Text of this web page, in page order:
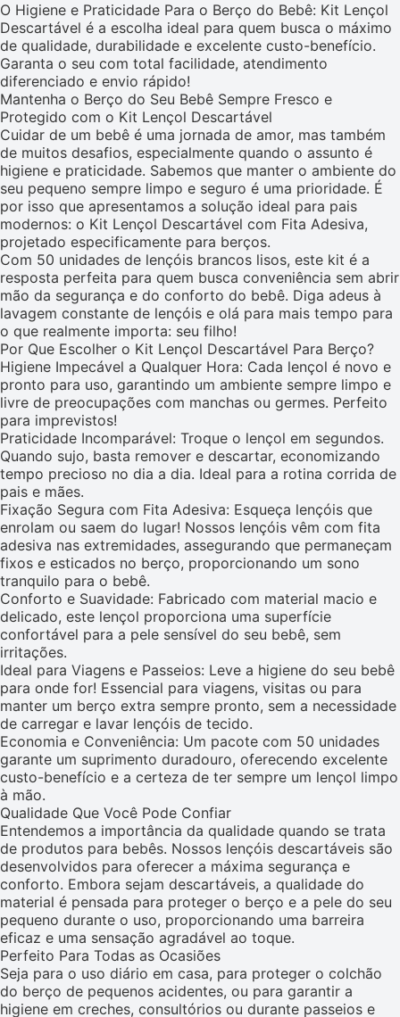
O Higiene e Praticidade Para o Berço do Bebê: Kit Lençol
Descartável é a escolha ideal para quem busca o máximo
de qualidade, durabilidade e excelente custo-benefício.
Garanta o seu com total facilidade, atendimento
diferenciado e envio rápido!
Mantenha o Berço do Seu Bebê Sempre Fresco e
Protegido com o Kit Lençol Descartável
Cuidar de um bebê é uma jornada de amor, mas também
de muitos desafios, especialmente quando o assunto é
higiene e praticidade. Sabemos que manter o ambiente do
seu pequeno sempre limpo e seguro é uma prioridade. É
por isso que apresentamos a solução ideal para pais
modernos: o Kit Lençol Descartável com Fita Adesiva,
projetado especificamente para berços.
Com 50 unidades de lençóis brancos lisos, este kit é a
resposta perfeita para quem busca conveniência sem abrir
mão da segurança e do conforto do bebê. Diga adeus à
lavagem constante de lençóis e olá para mais tempo para
o que realmente importa: seu filho!
Por Que Escolher o Kit Lençol Descartável Para Berço?
Higiene Impecável a Qualquer Hora: Cada lençol é novo e
pronto para uso, garantindo um ambiente sempre limpo e
livre de preocupações com manchas ou germes. Perfeito
para imprevistos!
Praticidade Incomparável: Troque o lençol em segundos.
Quando sujo, basta remover e descartar, economizando
tempo precioso no dia a dia. Ideal para a rotina corrida de
pais e mães.
Fixação Segura com Fita Adesiva: Esqueça lençóis que
enrolam ou saem do lugar! Nossos lençóis vêm com fita
adesiva nas extremidades, assegurando que permaneçam
fixos e esticados no berço, proporcionando um sono
tranquilo para o bebê.
Conforto e Suavidade: Fabricado com material macio e
delicado, este lençol proporciona uma superfície
confortável para a pele sensível do seu bebê, sem
irritações.
Ideal para Viagens e Passeios: Leve a higiene do seu bebê
para onde for! Essencial para viagens, visitas ou para
manter um berço extra sempre pronto, sem a necessidade
de carregar e lavar lençóis de tecido.
Economia e Conveniência: Um pacote com 50 unidades
garante um suprimento duradouro, oferecendo excelente
custo-benefício e a certeza de ter sempre um lençol limpo
à mão.
Qualidade Que Você Pode Confiar
Entendemos a importância da qualidade quando se trata
de produtos para bebês. Nossos lençóis descartáveis são
desenvolvidos para oferecer a máxima segurança e
conforto. Embora sejam descartáveis, a qualidade do
material é pensada para proteger o berço e a pele do seu
pequeno durante o uso, proporcionando uma barreira
eficaz e uma sensação agradável ao toque.
Perfeito Para Todas as Ocasiões
Seja para o uso diário em casa, para proteger o colchão
do berço de pequenos acidentes, ou para garantir a
higiene em creches, consultórios ou durante passeios e